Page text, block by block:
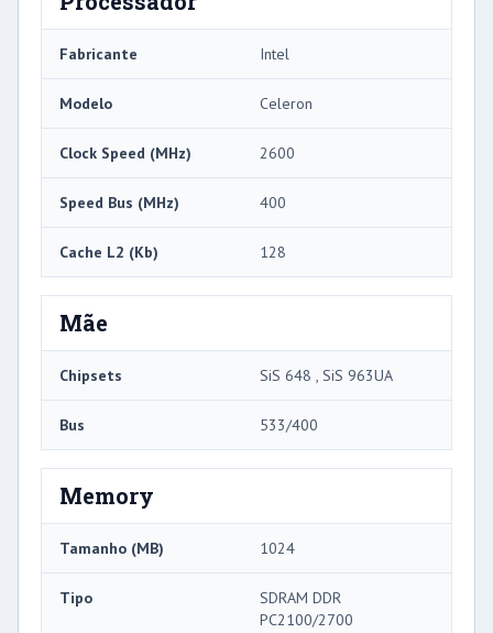
Fabricante Intel
Modelo Celeron
Clock Speed ​​(MHz) 2600
Speed ​​Bus (MHz) 400
Cache L2 (Kb) 128
Mãe
Chipsets SiS 648 , SiS 963UA
Bus 533/400
Memory
Tamanho (MB) 1024
Tipo
SDRAM DDR
PC2100/2700